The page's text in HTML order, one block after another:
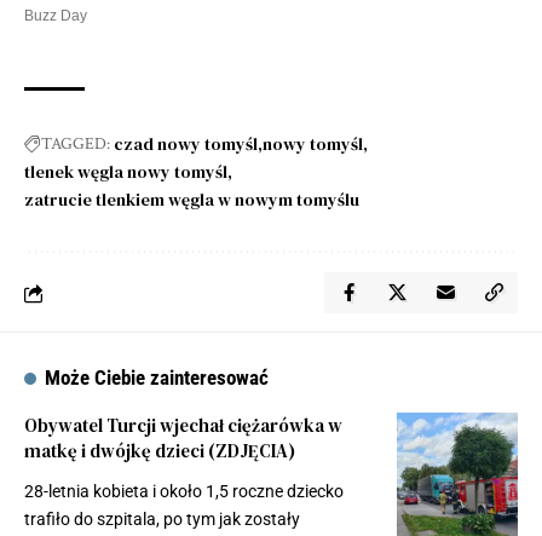
TAGGED: czad nowy tomyśl nowy tomyśl
tlenek węgla nowy tomyśl
zatrucie tlenkiem węgla w nowym tomyślu
Może Ciebie zainteresować
Obywatel Turcji wjechał ciężarówka w
matkę i dwójkę dzieci (ZDJĘCIA)
28-letnia kobieta i około 1,5 roczne dziecko
trafiło do szpitala, po tym jak zostały